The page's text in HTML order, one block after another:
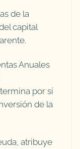
de la
capital
Anuales
por sí
de la
atribuye